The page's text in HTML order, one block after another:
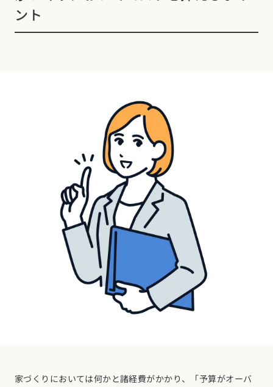
ント
家づくりにおいては何かと諸経費がかかり、「予算がオーバ
長野県 (10)
東海エリア
鳥取県 (12) 島根県 (12)
徳島県 (9) 愛媛県 (1) 高知県 (4)
九州・沖縄エリア
佐賀県 (2)長崎県 (2) 熊本県 (8)
大分県 (17)
鹿児島県 (8) 沖縄県 (3)